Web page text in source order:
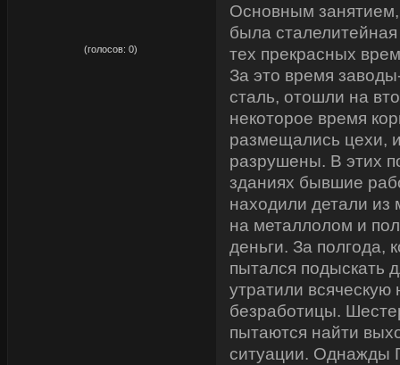
Основным
была
тех прекрасных
За это время
сталь, отошли на
некоторое время
размещались цехи,
разрушены. В этих
зданиях бывшие
находили детали из
на металлолом и
деньги. За полгода,
пытался подыскать
утратили всяческую
безработицы.
пытаются найти
ситуации. Однажды
(голосов: 0)